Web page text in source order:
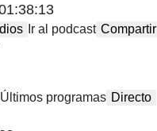
Ir al podcast Compartir
Últimos programas Directo